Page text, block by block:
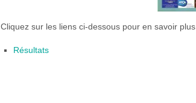
Cliquez sur les liens ci-dessous pour en savoir plus
Résultats